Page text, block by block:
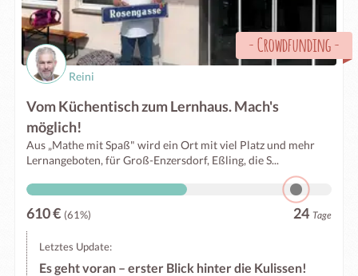
-Crowdfunding-
Reini
Vom Küchentisch zum Lernhaus. Mach's
möglich!
Aus „Mathe mit Spaß" wird ein Ort mit viel Platz und mehr
Lernangeboten, für Groß-Enzersdorf, Eßling, die S...
610 € (61%) 24 Tage
Letztes Update:
Es geht voran – erster Blick hinter die Kulissen!